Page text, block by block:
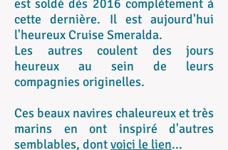
est soldé dès 2016 complètement à
cette dernière. Il est aujourd'hui
l'heureux Cruise Smeralda.
Les autres coulent des jours
heureux au sein de leurs
compagnies originelles.
Ces beaux navires chaleureux et très
marins en ont inspiré d'autres
semblables, dontvoici le lien...